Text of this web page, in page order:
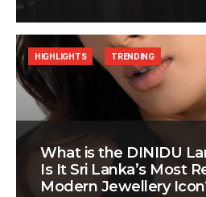
What is the DINIDU
Is It Sri Lanka’s Most
Modern Jewellery
HIGHLIGHTS TRENDING